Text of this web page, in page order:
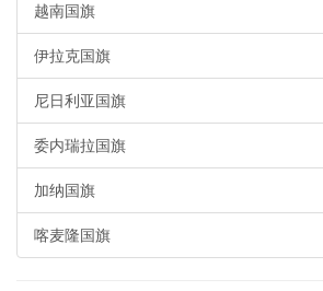
越南国旗
伊拉克国旗
尼日利亚国旗
委内瑞拉国旗
加纳国旗
喀麦隆国旗